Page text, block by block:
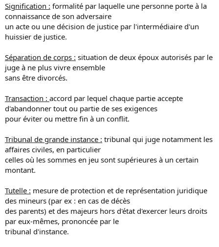
Signification : formalité par laquelle une personne porte à la
connaissance de son adversaire
un acte ou une décision de justice par l'intermédiaire d'un
huissier de justice.
Séparation de corps : situation de deux époux autorisés par le
juge à ne plus vivre ensemble
sans être divorcés.
Transaction : accord par lequel chaque partie accepte
d'abandonner tout ou partie de ses exigences
pour éviter ou mettre fin à un conflit.
Tribunal de grande instance : tribunal qui juge notamment les
affaires civiles, en particulier
celles où les sommes en jeu sont supérieures à un certain
montant.
Tutelle : mesure de protection et de représentation juridique
des mineurs (par ex : en cas de décès
des parents) et des majeurs hors d'état d'exercer leurs droits
par eux-mêmes, prononcée par le
tribunal d'instance.